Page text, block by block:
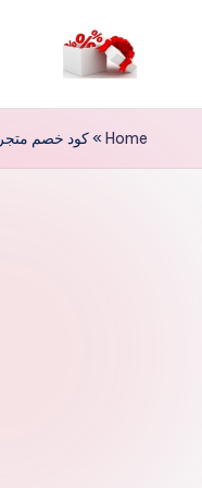
م
ر
Home
»كود خصم متجر